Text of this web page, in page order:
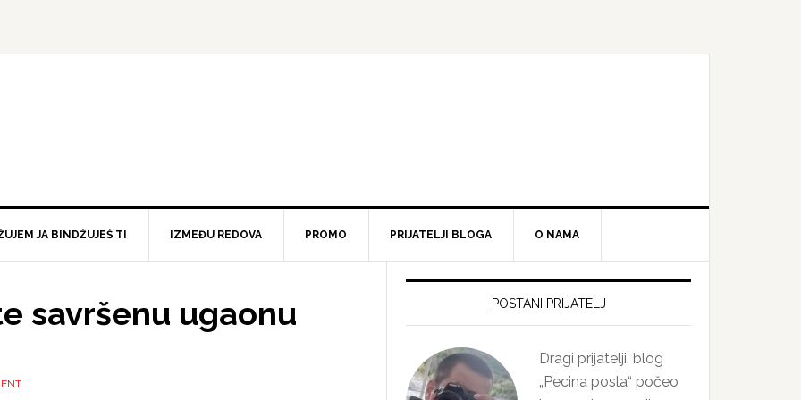
JA BINDŽUJEŠ TI IZMEĐU REDOVA PROMO PRIJATELJI BLOGA O NAMA
savršenu ugaonu
Primary
POSTANI PRIJATELJ
Dragi prijatelji, blog
„Pecina posla“ počeo